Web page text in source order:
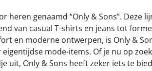
heren genaamd “Only & Sons”. Deze
van casual T-shirts en jeans tot
en moderne ontwerpen, is Only &
mode-items. Of je nu op
uit, Only & Sons heeft zeker iets te